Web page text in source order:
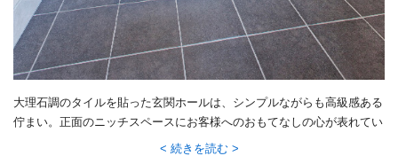
大理石調のタイルを貼った玄関ホールは、シンプルながらも高級感ある
佇まい。正面のニッチスペースにお客様へのおもてなしの心が表れてい
続きを読む